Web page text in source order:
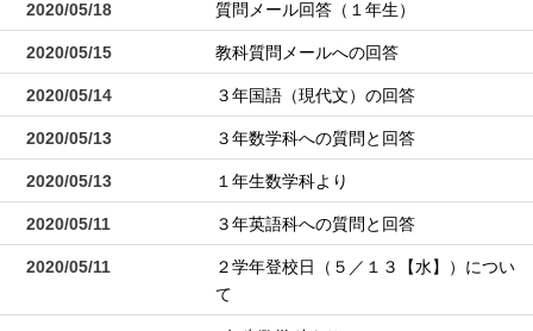
2020/05/18 質問メール回答（１年生）
2020/05/15 教科質問メールへの回答
2020/05/14 ３年国語（現代文）の回答
2020/05/13 ３年数学科への質問と回答
2020/05/13 １年生数学科より
2020/05/11 ３年英語科への質問と回答
2020/05/11
２学年登校日（５／１３【水】）につい
て